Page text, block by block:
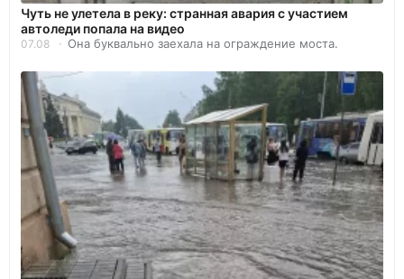
Чуть не улетела в реку: странная авария с участием
автоледи попала на видео
07.08 Она буквально заехала на ограждение моста.